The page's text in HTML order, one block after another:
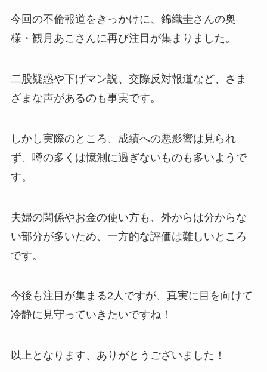
今回の不倫報道をきっかけに、錦織圭さんの奥
様・観月あこさんに再び注目が集まりました。
二股疑惑や下げマン説、交際反対報道など、さま
ざまな声があるのも事実です。
しかし実際のところ、成績への悪影響は見られ
ず、噂の多くは憶測に過ぎないものも多いようで
す。
夫婦の関係やお金の使い方も、外からは分からな
い部分が多いため、一方的な評価は難しいところ
です。
今後も注目が集まる2人ですが、真実に目を向けて
冷静に見守っていきたいですね！
以上となります、ありがとうございました！